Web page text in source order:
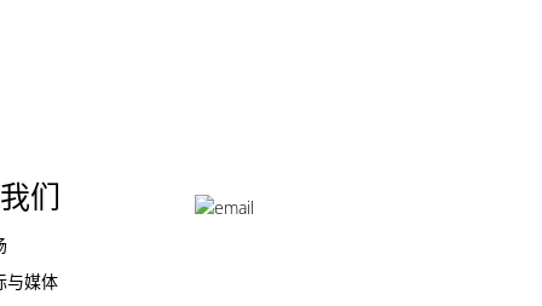
们
与媒体